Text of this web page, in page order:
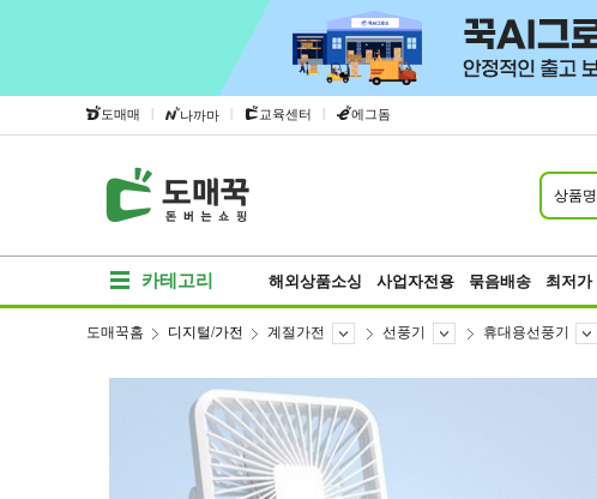
도매매 | 나까마 | 교육센터 | 에그돔
상품명
카테고리 해외상품소싱 사업자전용 묶음배송 최저가
도매꾹홈 디지털/가전 계절가전 선풍기 휴대용선풍기